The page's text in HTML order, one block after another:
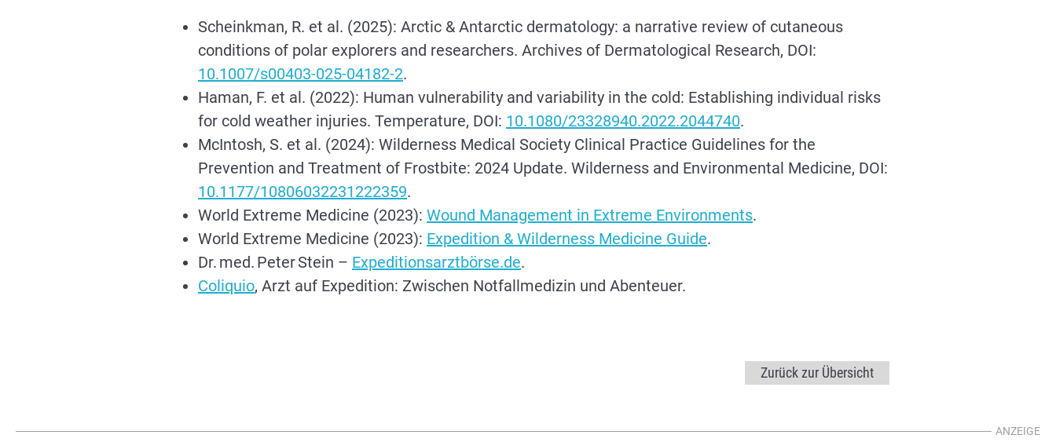
Scheinkman, R. et al. (2025): Arctic & Antarctic dermatology: a narrative review of cutaneous
conditions of polar explorers and researchers. Archives of Dermatological Research, DOI:
10.1007/s00403-025-04182-2.
Haman, F. et al. (2022): Human vulnerability and variability in the cold: Establishing individual risks
for cold weather injuries. Temperature, DOI: 10.1080/23328940.2022.2044740.
McIntosh, S. et al. (2024): Wilderness Medical Society Clinical Practice Guidelines for the
Prevention and Treatment of Frostbite: 2024 Update. Wilderness and Environmental Medicine, DOI:
10.1177/10806032231222359.
World Extreme Medicine (2023): Wound Management in Extreme Environments.
World Extreme Medicine (2023): Expedition & Wilderness Medicine Guide.
Dr. med. Peter Stein – Expeditionsarztbörse.de.
Coliquio, Arzt auf Expedition: Zwischen Notfallmedizin und Abenteuer.
Zurück zur Übersicht